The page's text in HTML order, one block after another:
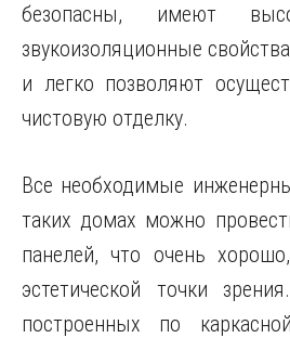
безопасны, имеют
звукоизоляционные
и легко позволяют
чистовую отделку.
Все необходимые
таких домах можно
панелей, что очень
эстетической точки
построенных по